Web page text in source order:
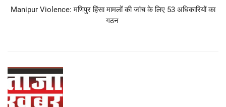
Manipur Violence: मणिपुर हिंसा मामलों की जांच के लिए 53 अधिकारियों का
गठन